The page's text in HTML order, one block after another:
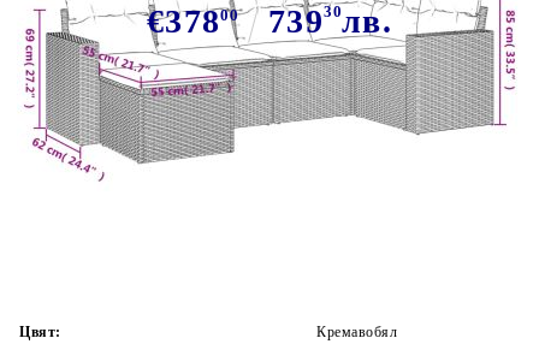
€37800 73930лв.
В наличност: 161 бр.
Време за доставка: 5 до 9 дни
Цвят:
Кремавобял